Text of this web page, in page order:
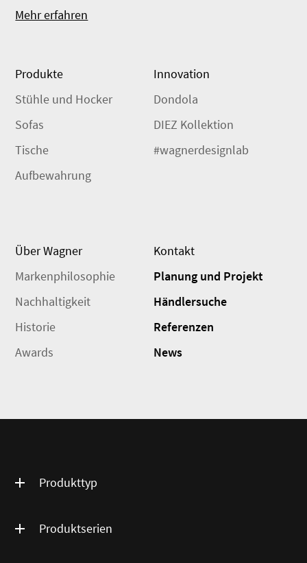
Mehr erfahren
Produkte
Stühle und Hocker
Sofas
Tische
Aufbewahrung
Innovation
Dondola
DIEZ Kollektion
#wagnerdesignlab
Über Wagner
Markenphilosophie
Nachhaltigkeit
Historie
Awards
Kontakt
Planung und Projekt
Händlersuche
Referenzen
News
Produkttyp
Produktserien